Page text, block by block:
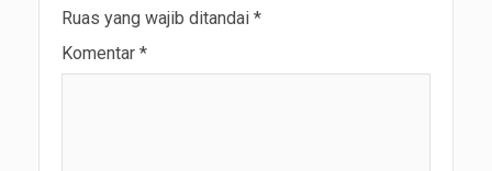
Ruas yang wajib ditandai *
Komentar *